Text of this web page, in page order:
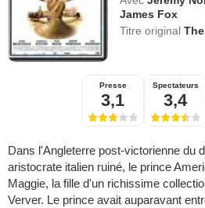
James Fox
Titre original
Presse
3,1
Spectateurs
3,4
Dans l'Angleterre post-victorienne du
aristocrate italien ruiné, le prince
Maggie, la fille d'un richissime
Verver. Le prince avait auparavant